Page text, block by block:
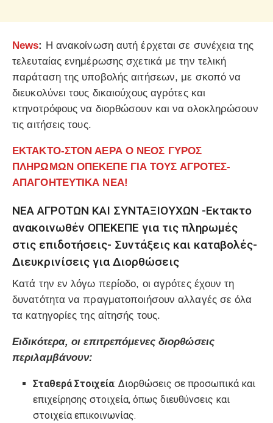
News: Η ανακοίνωση αυτή έρχεται σε συνέχεια της
τελευταίας ενημέρωσης σχετικά με την τελική
παράταση της υποβολής αιτήσεων, με σκοπό να
διευκολύνει τους δικαιούχους αγρότες και
κτηνοτρόφους να διορθώσουν και να ολοκληρώσουν
τις αιτήσεις τους.
ΕΚΤΑΚΤΟ-ΣΤΟΝ ΑΕΡΑ Ο ΝΕΟΣ ΓΥΡΟΣ
ΠΛΗΡΩΜΩΝ ΟΠΕΚΕΠΕ ΓΙΑ ΤΟΥΣ ΑΓΡΟΤΕΣ-
ΑΠΑΓΟΗΤΕΥΤΙΚΑ ΝΕΑ!
ΝΕΑ ΑΓΡΟΤΩΝ ΚΑΙ ΣΥΝΤΑΞΙΟΥΧΩΝ -Εκτακτο
ανακοινωθέν ΟΠΕΚΕΠΕ για τις πληρωμές
στις επιδοτήσεις- Συντάξεις και καταβολές-
Διευκρινίσεις για Διορθώσεις
Κατά την εν λόγω περίοδο, οι αγρότες έχουν τη
δυνατότητα να πραγματοποιήσουν αλλαγές σε όλα
τα κατηγορίες της αίτησής τους.
Ειδικότερα, οι επιτρεπόμενες διορθώσεις
περιλαμβάνουν:
Σταθερά Στοιχεία: Διορθώσεις σε προσωπικά και
επιχείρησης στοιχεία, όπως διευθύνσεις και
στοιχεία επικοινωνίας.